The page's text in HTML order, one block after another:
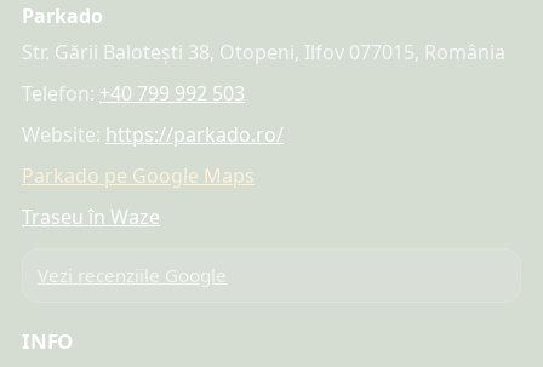
Parkado
Str. Gării Balotești 38, Otopeni, Ilfov 077015, România
Telefon: +40 799 992 503
Website: https://parkado.ro/
Parkado pe Google Maps
Traseu în Waze
Vezi recenziile Google
INFO